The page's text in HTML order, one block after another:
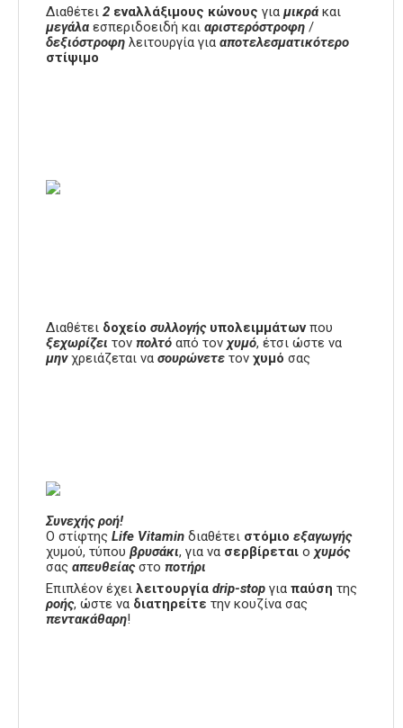
Διαθέτει 2 εναλλάξιμους κώνους για μικρά και
μεγάλα εσπεριδοειδή και αριστερόστροφη /
δεξιόστροφη λειτουργία για αποτελεσματικότερο
στίψιμο
Διαθέτει δοχείο συλλογήςυπολειμμάτωνπου
ξεχωρίζει τον πολτό από τον χυμό, έτσι ώστε να
μην χρειάζεται να σουρώνετε τον χυμό σας
Συνεχής ροή!
Ο στίφτης Life Vitamin διαθέτει στόμιο εξαγωγής
χυμού, τύπου βρυσάκι, για να σερβίρεται ο χυμός
σας απευθείας στο ποτήρι
Επιπλέον έχει λειτουργία drip-stop για παύση της
ροής, ώστε να διατηρείτε την κουζίνα σας
πεντακάθαρη!